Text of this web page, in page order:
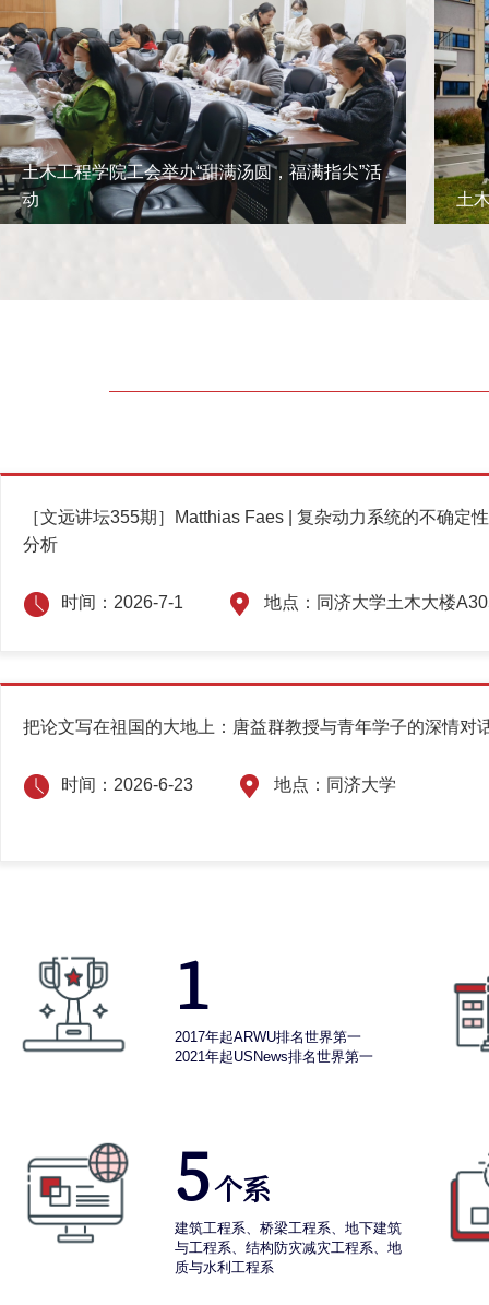
土木工程学院工会举办“甜满汤圆，福满指尖”活
动
6
星期五
土
3
星
［文远讲坛355期］Matthias Faes | 复杂动力系统的不确定
分析
时间：2026-7-1 地点：同济大学土木大楼
把论文写在祖国的大地上：唐益群教授与青年学子的深情对
时间：2026-6-23 地点：同济大学
1
2017年起ARWU排名世界第一
2021年起USNews排名世界第一
5个系
建筑工程系、桥梁工程系、地下建筑
与工程系、结构防灾减灾工程系、地
质与水利工程系